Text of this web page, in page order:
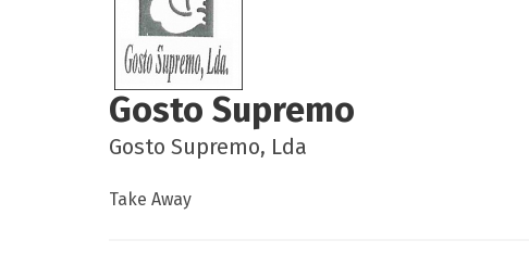
Gosto Supremo
Gosto Supremo, Lda
Take Away